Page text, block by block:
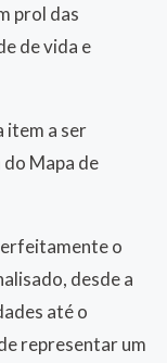
prol das
de vida e
item a ser
Mapa de
o
desde a
até o
representar um